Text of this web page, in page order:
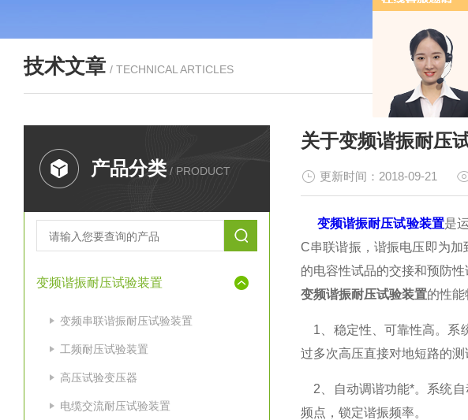
技术文章 / TECHNICAL ARTICLES
产品分类 / PRODUCT
变频谐振耐压试验装置
变频串联谐振耐压试验装置
工频耐压试验装置
高压试验变压器
电缆交流耐压试验装置
关于变频谐振耐压
更新时间：2018-09-21
变频谐振耐压试验装置是
C串联谐振，谐振电压即为
的电容性试品的交接和预防性
变频谐振耐压试验装置的性能
1、稳定性、可靠性高。系
过多次高压直接对地短路的
2、自动调谐功能*。系统自
频点，锁定谐振频率。